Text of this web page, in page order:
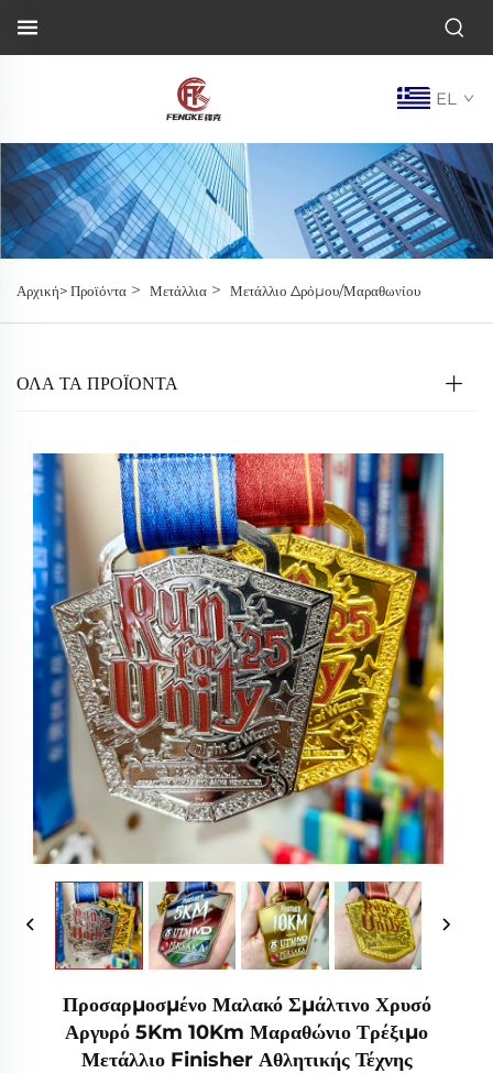
EL
Αρχική>Προϊόντα > Μετάλλια > Μετάλλιο Δρόμου/Μαραθωνίου
ΌΛΑ ΤΑ ΠΡΟΪΟΝΤΑ
Προσαρμοσμένο Μαλακό Σμάλτινο Χρυσό
Αργυρό 5Km 10Km Μαραθώνιο Τρέξιμο
Μετάλλιο Finisher Αθλητικής Τέχνης